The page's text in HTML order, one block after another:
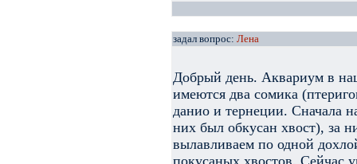
задал вопрос: Лена
Добрый день. Аквариум в
имеются два сомика
данио и тернеции. Сначала
них был обкусан хвост), за
вылавливаем по одной
покусаных хвостов. Сейчас